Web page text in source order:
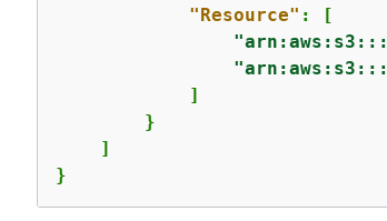
"Resource" : [
"arn:aws:s3:::
"arn:aws:s3:::
            ]
        }
    ]
}